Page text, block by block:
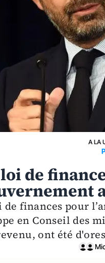
A LA
de
finances pour
en Conseil des
ont été